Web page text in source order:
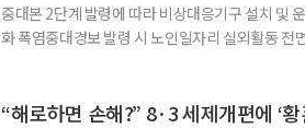
중대본 2단계 발령에 따라 비상대응기구 설치 및
화 폭염중대경보 발령 시 노인일자리 실외활동
책본부(중대본) 2단계(심각)가 발령된 이후에도
“해로하면 손해?” 8·3 세제개편에 ‘